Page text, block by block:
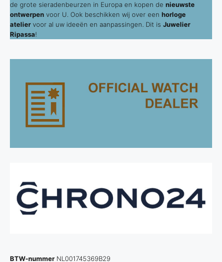
de grote sieradenbeurzen in Europa en kopen de nieuwste
ontwerpen voor U. Ook beschikken wij over een horloge
atelier voor al uw ideeën en aanpassingen. Dit is Juwelier
Ripassa!
BTW-nummer NL001745369B29